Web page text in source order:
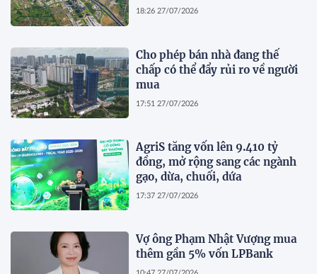
18:26 27/07/2026
Cho phép bán nhà đang thế
chấp có thể đẩy rủi ro về người
mua
17:51 27/07/2026
AgriS tăng vốn lên 9.410 tỷ
đồng, mở rộng sang các ngành
gạo, dừa, chuối, dứa
17:37 27/07/2026
Vợ ông Phạm Nhật Vượng mua
thêm gần 5% vốn LPBank